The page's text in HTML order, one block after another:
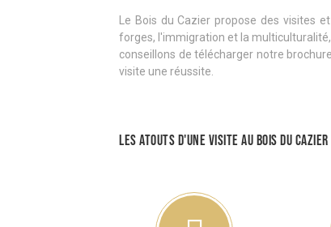
Le Bois du Cazier propose des visites
forges, l'immigration et la
conseillons de télécharger notre brochure
visite une réussite.
Les atouts d'une visite au Bois du Cazier